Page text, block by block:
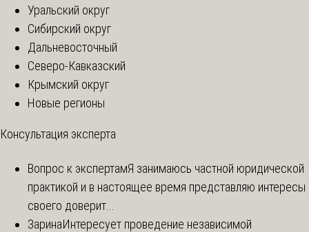
Уральский округ
Сибирский округ
Дальневосточный
Северо-Кавказский
Крымский округ
Новые регионы
Консультация эксперта
Вопрос к экспертамЯ занимаюсь частной юридической
практикой и в настоящее время представляю интересы
своего доверит...
ЗаринаИнтересует проведение независимой